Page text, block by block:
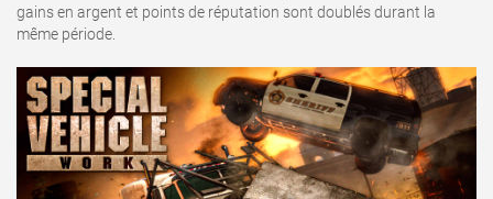
gains en argent et points de réputation sont doublés durant la
même période.